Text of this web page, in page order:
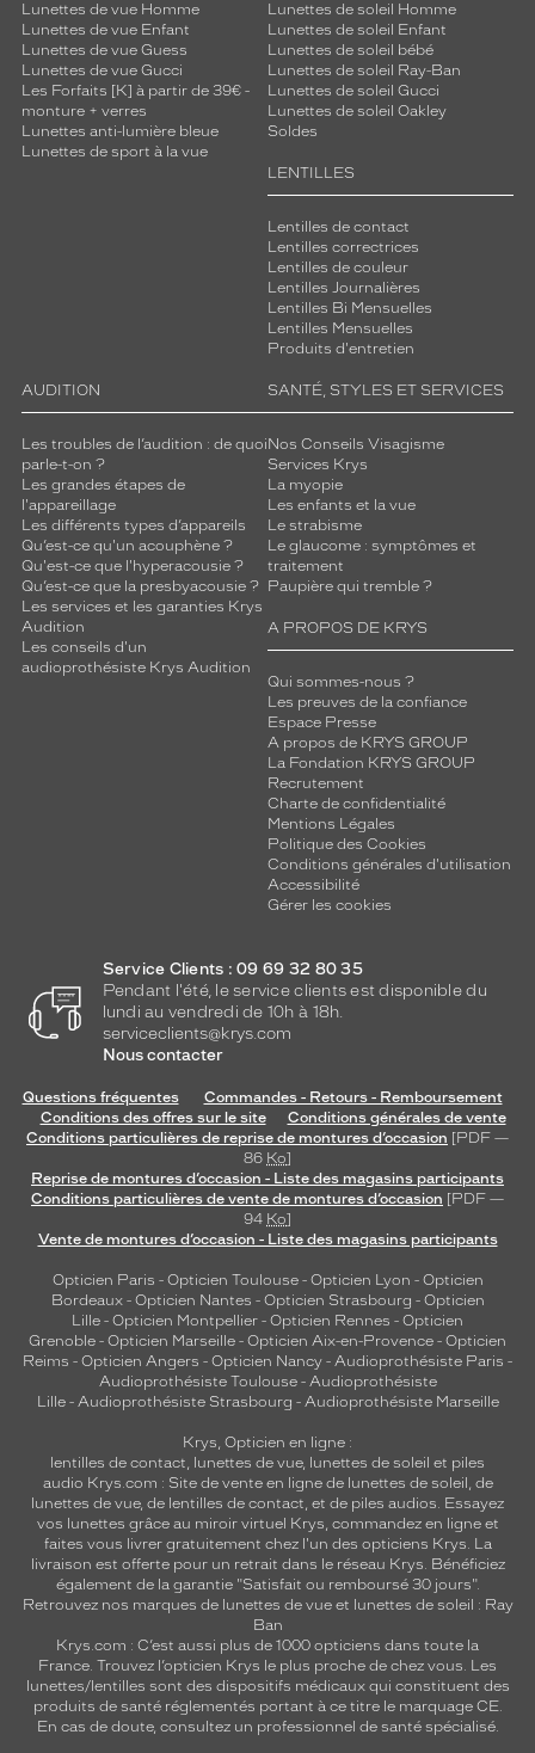
Lunettes de vue Homme
Lunettes de vue Enfant
Lunettes de vue Guess
Lunettes de vue Gucci
Les Forfaits [K] à partir de 39€ -
monture + verres
Lunettes anti-lumière bleue
Lunettes de sport à la vue
Lunettes de soleil Homme
Lunettes de soleil Enfant
Lunettes de soleil bébé
Lunettes de soleil Ray-Ban
Lunettes de soleil Gucci
Lunettes de soleil Oakley
Soldes
LENTILLES
Lentilles de contact
Lentilles correctrices
Lentilles de couleur
Lentilles Journalières
Lentilles Bi Mensuelles
Lentilles Mensuelles
Produits d'entretien
AUDITION
Les troubles de l’audition : de quoi
parle-t-on ?
Les grandes étapes de
l'appareillage
Les différents types d’appareils
Qu’est-ce qu'un acouphène ?
Qu'est-ce que l'hyperacousie ?
Qu’est-ce que la presbyacousie ?
Les services et les garanties Krys
Audition
Les conseils d'un
audioprothésiste Krys Audition
SANTÉ, STYLES ET SERVICES
Nos Conseils Visagisme
Services Krys
La myopie
Les enfants et la vue
Le strabisme
Le glaucome : symptômes et
traitement
Paupière qui tremble ?
A PROPOS DE KRYS
Qui sommes-nous ?
Les preuves de la confiance
Espace Presse
A propos de KRYS GROUP
La Fondation KRYS GROUP
Recrutement
Charte de confidentialité
Mentions Légales
Politique des Cookies
Conditions générales d'utilisation
Accessibilité
Gérer les cookies
Service Clients : 09 69 32 80 35
Pendant l'été, le service clients est disponible du
lundi au vendredi de 10h à 18h.
serviceclients@krys.com
Nous contacter
Questions fréquentes
Commandes - Retours - Remboursement
Conditions des offres sur le site
Conditions générales de vente
Conditions particulières de reprise de montures d’occasion [PDF —
86 Ko]
Reprise de montures d’occasion - Liste des magasins participants
Conditions particulières de vente de montures d’occasion [PDF —
94 Ko]
Vente de montures d’occasion - Liste des magasins participants
Opticien Paris - Opticien Toulouse- Opticien Lyon - Opticien
Bordeaux- Opticien Nantes - Opticien Strasbourg - Opticien
Lille - Opticien Montpellier - Opticien Rennes - Opticien
Grenoble - Opticien Marseille - Opticien Aix-en-Provence - Opticien
Reims - Opticien Angers - Opticien Nancy - Audioprothésiste Paris -
Audioprothésiste Toulouse- Audioprothésiste
Lille- Audioprothésiste Strasbourg - Audioprothésiste Marseille
Krys, Opticien en ligne :
lentilles de contact, lunettes de vue, lunettes de soleil et piles
audio Krys.com : Site de vente en ligne de lunettes de soleil, de
lunettes de vue, de lentilles de contact, et de piles audios. Essayez
vos lunettes grâce au miroir virtuel Krys, commandez en ligne et
faites vous livrer gratuitement chez l'un des opticiens Krys. La
livraison est offerte pour un retrait dans le réseau Krys. Bénéficiez
également de la garantie "Satisfait ou remboursé 30 jours".
Retrouvez nos marques de lunettes de vue et lunettes de soleil : Ray
Ban
Krys.com : C’est aussi plus de 1000 opticiens dans toute la
France. Trouvez l’opticien Krys le plus proche de chez vous. Les
lunettes/lentilles sont des dispositifs médicaux qui constituent des
produits de santé réglementés portant à ce titre le marquage CE.
En cas de doute, consultez un professionnel de santé spécialisé.